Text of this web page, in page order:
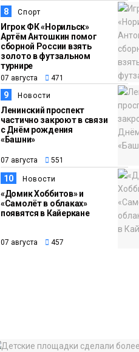
8 Спорт
Игрок ФК «Норильск»
Артём Антошкин помог
сборной России взять
золото в футзальном
турнире
07 августа 471
9 Новости
Ленинский проспект
частично закроют в связи
с Днём рождения
«Башни»
07 августа 551
10 Новости
«Домик Хоббитов» и
«Самолёт в облаках»
появятся в Кайеркане
07 августа 457